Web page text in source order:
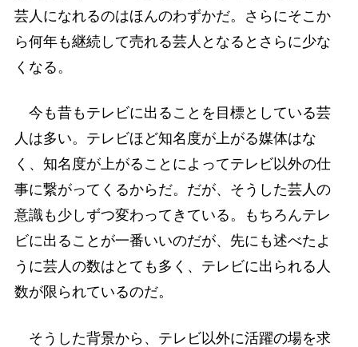
芸人になれるのはほんのわずかだ。さらにそこか
ら何年も継続して売れる芸人となるとさらに少な
くなる。
今も昔もテレビに出ることを目標としている芸
人は多い。テレビほど知名度が上がる媒体はな
く、知名度が上がることによってテレビ以外の仕
事に繋がってくるからだ。だが、そうした芸人の
意識も少しずつ変わってきている。もちろんテレ
ビに出ることが一番いいのだが、先にも述べたよ
うに芸人の数はとても多く、テレビに出られる人
数が限られているのだ。
そうした背景から、テレビ以外に活躍の場を求